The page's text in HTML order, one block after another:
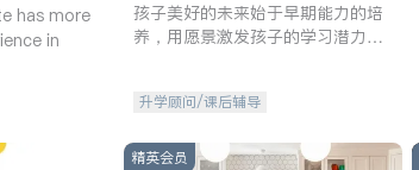
has more
in
孩子美好的未来始于早期能力的培
养，用愿景激发孩子的学习潜力和
升学顾问/课后辅导
精英会员